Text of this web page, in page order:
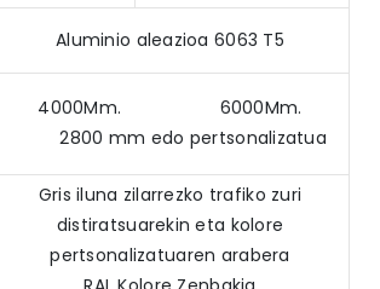
Aluminio aleazioa 6063 T5
4000Mm. 6000Mm.
2800 mm edo pertsonalizatua
Gris iluna zilarrezko trafiko zuri
distiratsuarekin eta kolore
pertsonalizatuaren arabera